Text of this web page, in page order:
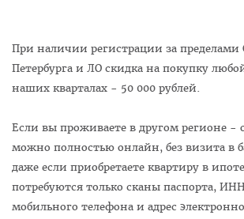
При наличии регистрации за пределами
Петербурга и ЛО скидка на покупку
наших кварталах - 50 000 рублей.
Если вы проживаете в другом регионе -
можно полностью онлайн, без визита в
даже если приобретаете квартиру в
потребуются только сканы паспорта,
мобильного телефона и адрес